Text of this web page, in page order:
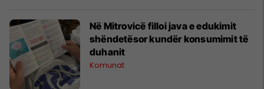
Në Mitrovicë filloi java e edukimit
shëndetësor kundër konsumimit të
duhanit
Komunat